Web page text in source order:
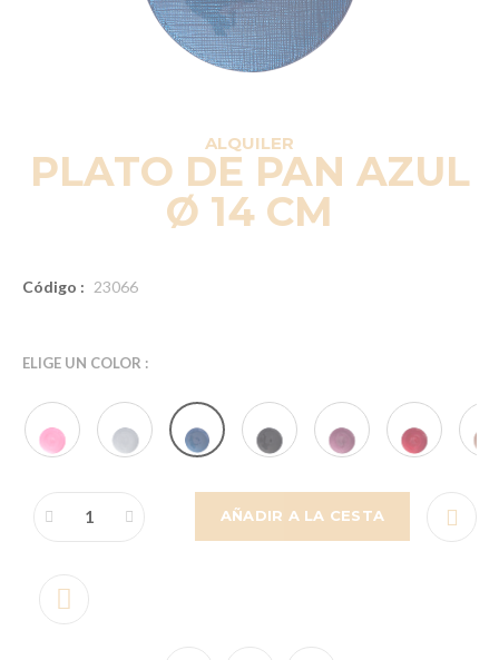
ALQUILER
PLATO DE PAN AZUL
Ø 14 CM
Código : 23066
ELIGE UN COLOR :
AÑADIR A LA CESTA